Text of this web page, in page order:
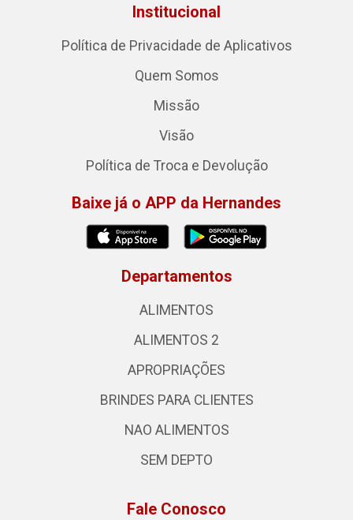
Institucional
Política de Privacidade de Aplicativos
Quem Somos
Missão
Visão
Política de Troca e Devolução
Baixe já o APP da Hernandes
Departamentos
ALIMENTOS
ALIMENTOS 2
APROPRIAÇÕES
BRINDES PARA CLIENTES
NAO ALIMENTOS
SEM DEPTO
Fale Conosco